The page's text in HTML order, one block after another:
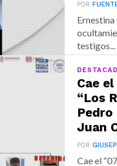
POR
testigos...
Cae
“Los
Juan
POR
Cae el